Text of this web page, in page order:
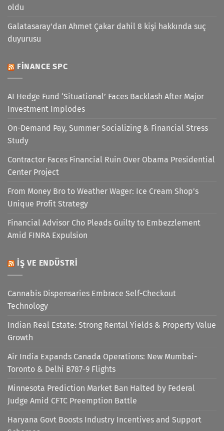
oldu
Galatasaray'dan Ahmet Çakar dahil 8 kişi hakkında suç
duyurusu
FINANCE SPC
AI Hedge Fund ‘Situational’ Faces Backlash After Major
Investment Implodes
On-Demand Pay, Summer Socializing & Financial Stress
Study
Contractor Faces Financial Ruin Over Obama Presidential
Center Project
From Money Bro to Weather Wager: Ice Cream Shop’s
Unique Profit Strategy
Financial Advisor Cho Pleads Guilty to Embezzlement
Amid FINRA Expulsion
İŞ VE ENDÜSTRI
Cannabis Dispensaries Embrace Self-Checkout
Technology
Indian Real Estate: Strong Rental Yields & Property Value
Growth
Air India Expands Canada Operations: New Mumbai-
Toronto & Delhi B787-9 Flights
Minnesota Prediction Market Ban Halted by Federal
Judge Amid CFTC Preemption Battle
Haryana Govt Boosts Industry Incentives and Support